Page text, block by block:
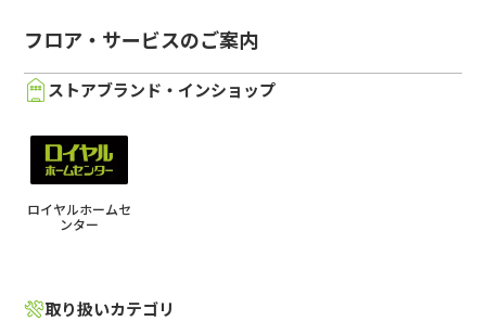
フロア・サービスのご案内
ストアブランド・インショップ
ロイヤルホームセ
ンター
取り扱いカテゴリ